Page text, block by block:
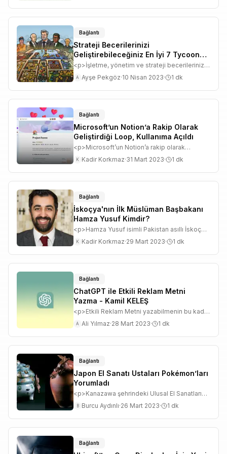
ediyor.</p>
Bağlantı
Strateji Becerilerinizi
Geliştirebileceğiniz En İyi 7 Tycoon
Oyunu
<p>İşletme, yönetim ve strateji becerilerinizi
geliştirecek PC'de oynayabileceğiniz en iyi 7
Tycoon oyunu listeledik.</p>
A Ayşe Pekgöz·10 Nisan 2023· 1 dk
Bağlantı
Microsoft’un Notion’a Rakip Olarak
Geliştirdiği Loop, Kullanıma Açıldı
<p>Microsoft’un Notion’a rakip olarak
geliştirdiği Loop, dün itibarıyla ücretsiz
kullanıma açıldı.</p>
K Kadir Korkmaz·31 Mart 2023· 1 dk
Bağlantı
İskoçya'nın İlk Müslüman Başbakanı
Hamza Yusuf Kimdir?
<p>Hamza Yusuf isimli Pakistan asıllı İskoç
siyasetçi, ülke tarihinin ilk Müslüman
başbakanı olarak tarihe geçti.</p>
K Kadir Korkmaz·29 Mart 2023· 1 dk
Bağlantı
ChatGPT ile Etkili Reklam Metni
Yazma - Kamil KELEŞ
<p>Etkili Reklam Metni yazabilmenin bu kadar
kolay olabileceğini hiç düşündün mü?
ChatGPT ile reklam metni nasıl yazılır diyorsan
hemen incele.</p>
A Ali Yılmaz·28 Mart 2023· 1 dk
Bağlantı
Japon El Sanatı Ustaları Pokémon’ları
Yorumladı
<p>Kanazawa şehrindeki Ulusal El Sanatları
Müzesi, Japon zanaatkarların Pokémon
çalışmalarından oluşan bir sergiye ev sahipliği
yapıyor.</p>
B Burcu Aydınlı·26 Mart 2023· 1 dk
Bağlantı